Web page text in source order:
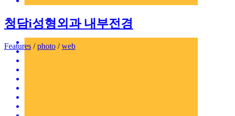
청담i성형외과 내부전경
Features /photo /web